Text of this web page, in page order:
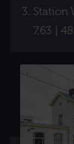
Station
7,63 | 48